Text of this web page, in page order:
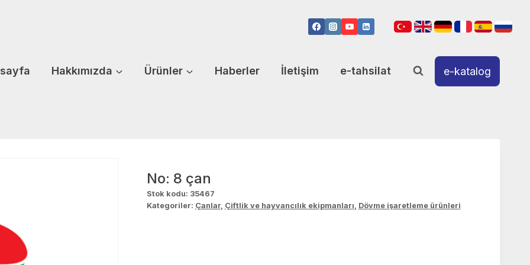
Hakkımızda Ürünler Haberler İletişim e-tahsilat e-katalog
No: 8 çan
Stok kodu: 35467
Kategoriler: Çanlar, Çiftlik ve hayvancılık ekipmanları, Dövme işaretleme ürünleri